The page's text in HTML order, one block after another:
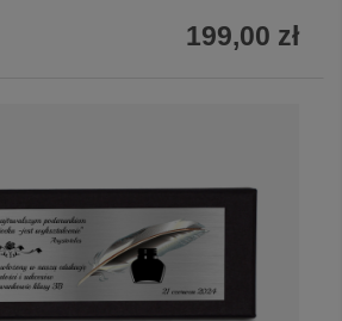
199,00 zł